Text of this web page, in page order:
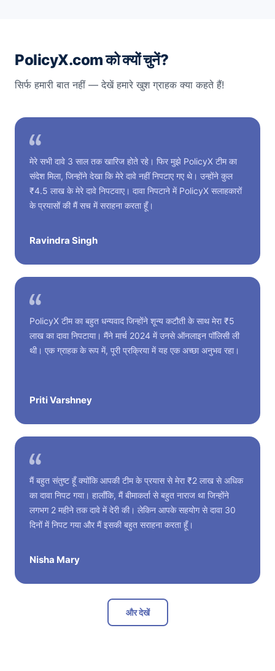
PolicyX.com को क्यों चुनें?
सिर्फ हमारी बात नहीं — देखें हमारे खुश ग्राहक क्या कहते हैं!
मेरे सभी दावे 3 साल तक खारिज होते रहे। फिर मुझे PolicyX टीम का
संदेश मिला, जिन्होंने देखा कि मेरे दावे नहीं निपटाए गए थे। उन्होंने कुल
₹4.5 लाख के मेरे दावे निपटवाए। दावा निपटाने में PolicyX सलाहकारों
के प्रयासों की मैं सच में सराहना करता हूँ।
Ravindra Singh
PolicyX टीम का बहुत धन्यवाद जिन्होंने शून्य कटौती के साथ मेरा ₹5
लाख का दावा निपटाया। मैंने मार्च 2024 में उनसे ऑनलाइन पॉलिसी ली
थी। एक ग्राहक के रूप में, पूरी प्रक्रिया में यह एक अच्छा अनुभव रहा।
Priti Varshney
मैं बहुत संतुष्ट हूँ क्योंकि आपकी टीम के प्रयास से मेरा ₹2 लाख से अधिक
का दावा निपट गया। हालाँकि, मैं बीमाकर्ता से बहुत नाराज था जिन्होंने
लगभग 2 महीने तक दावे में देरी की। लेकिन आपके सहयोग से दावा 30
दिनों में निपट गया और मैं इसकी बहुत सराहना करता हूँ।
Nisha Mary
और देखें